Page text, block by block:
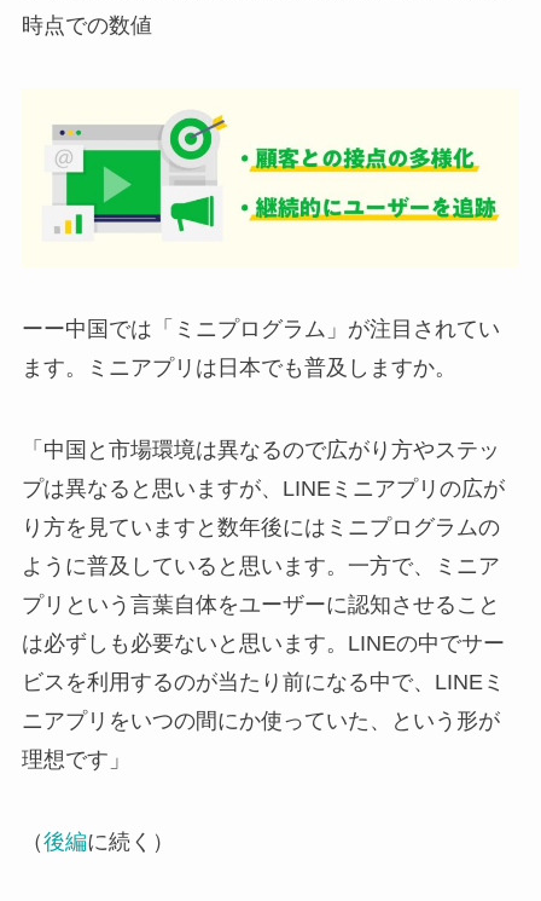
時点での数値
ーー中国では「ミニプログラム」が注目されてい
ます。ミニアプリは日本でも普及しますか。
「中国と市場環境は異なるので広がり方やステッ
プは異なると思いますが、LINEミニアプリの広が
り方を見ていますと数年後にはミニプログラムの
ように普及していると思います。一方で、ミニア
プリという言葉自体をユーザーに認知させること
は必ずしも必要ないと思います。LINEの中でサー
ビスを利用するのが当たり前になる中で、LINEミ
ニアプリをいつの間にか使っていた、という形が
理想です」
（後編に続く）